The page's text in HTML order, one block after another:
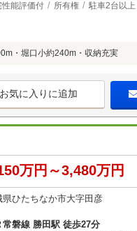
性能評価付 所有権 駐車2台以上
・堀口小約240m・収納充実
お気に入りに追加
万円～3,480万円
県ひたちなか市大字田彦
常磐線 勝田駅 徒歩27分